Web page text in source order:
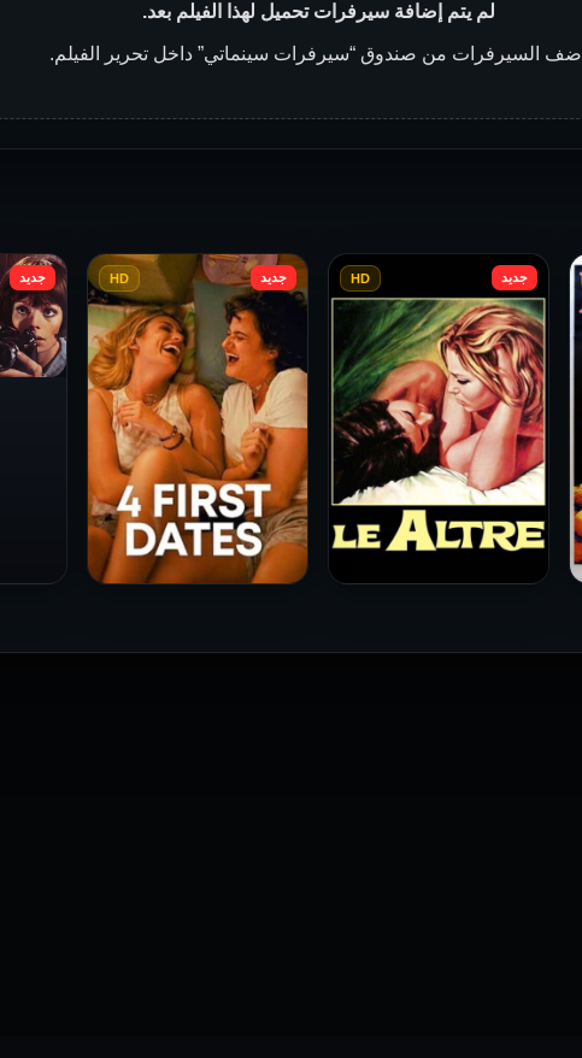
لم يتم إضافة سيرفرات تحميل لهذا الفيلم بعد.
أضف السيرفرات من صندوق “سيرفرات سينماتي” داخل تحرير الفيلم.
جديد HD جديد HD جديد